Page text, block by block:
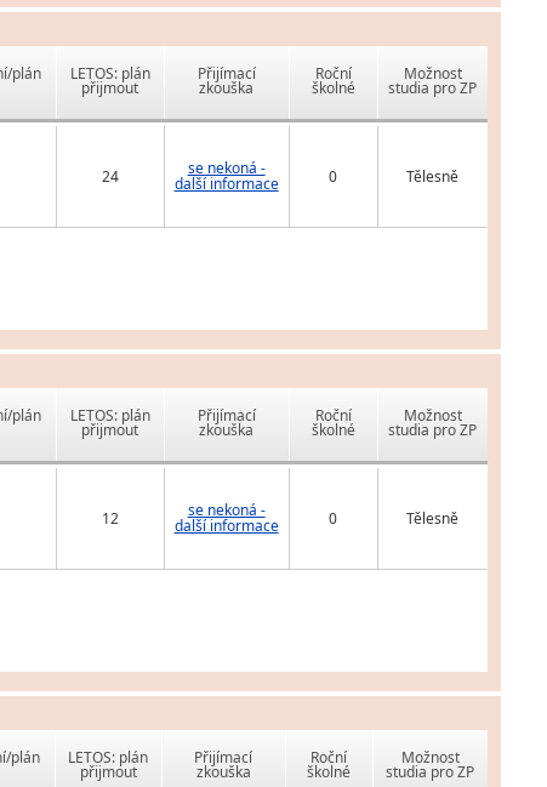
plán LETOS: plán
přijmout
Přijímací
zkouška
Roční
školné
Možnost
studia pro ZP
24 se nekoná -
další informace 0 Tělesně
plán LETOS: plán
přijmout
Přijímací
zkouška
Roční
školné
Možnost
studia pro ZP
12 se nekoná -
další informace 0 Tělesně
plán LETOS: plán
přijmout
Přijímací
zkouška
Roční
školné
Možnost
studia pro ZP